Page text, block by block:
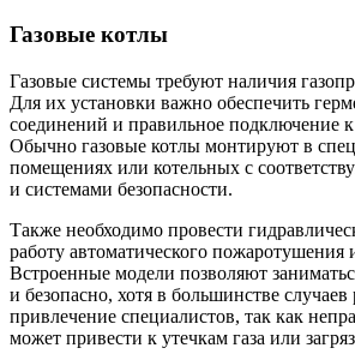
Газовые котлы
Газовые системы требуют наличия
Для их установки важно обеспечить
соединений и правильное подключение
Обычно газовые котлы монтируют в
помещениях или котельных с
и системами безопасности.
Также необходимо провести
работу автоматического пожаротушения
Встроенные модели позволяют
и безопасно, хотя в большинстве
привлечение специалистов, так как
может привести к утечкам газа или